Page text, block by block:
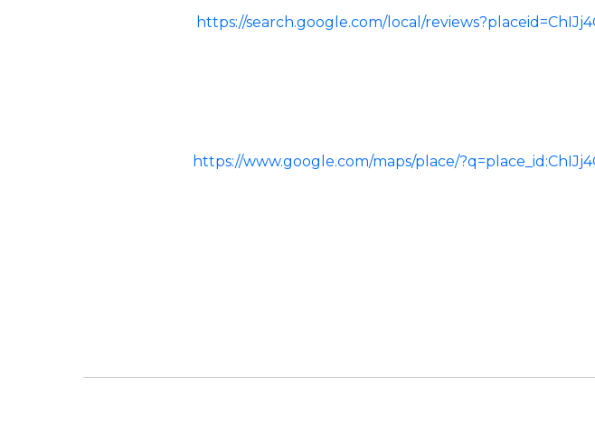
https://search.google.com/local/
https://www.google.com/maps/place/